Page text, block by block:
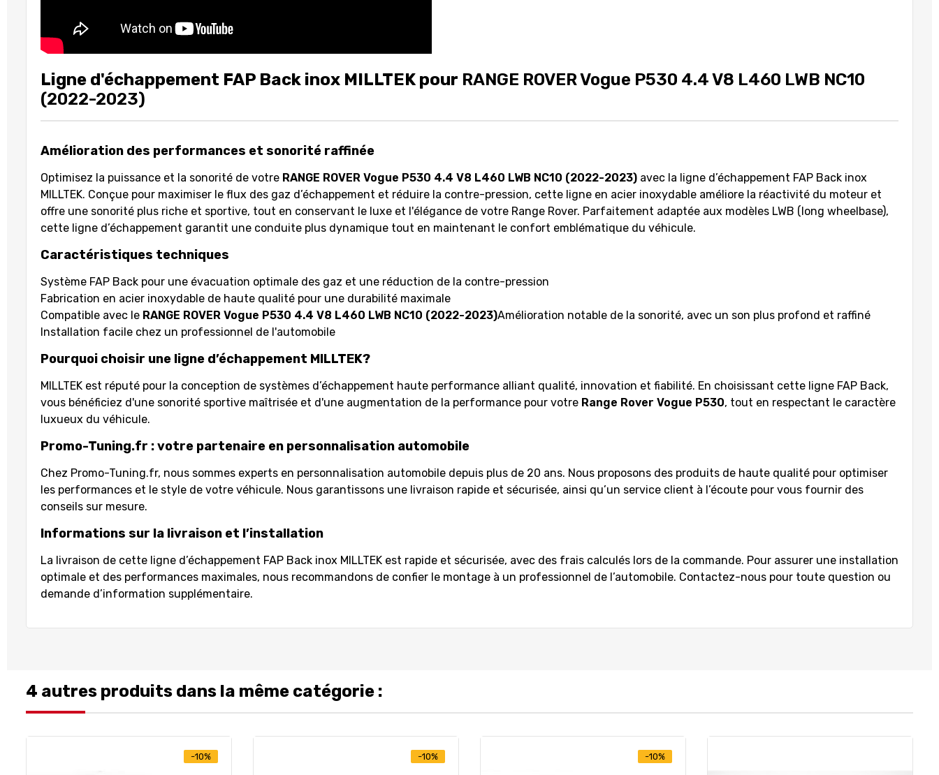
Ligne d'échappement FAP Back inox MILLTEK pour RANGE ROVER Vogue P530 4.4 V8 L460 LWB NC10
(2022-2023)
Amélioration des performances et sonorité raffinée
Optimisez la puissance et la sonorité de votre RANGE ROVER Vogue P530 4.4 V8 L460 LWB NC10 (2022-2023) avec la ligne d’échappement FAP Back inox
MILLTEK. Conçue pour maximiser le flux des gaz d’échappement et réduire la contre-pression, cette ligne en acier inoxydable améliore la réactivité du moteur et
offre une sonorité plus riche et sportive, tout en conservant le luxe et l'élégance de votre Range Rover. Parfaitement adaptée aux modèles LWB (long wheelbase),
cette ligne d’échappement garantit une conduite plus dynamique tout en maintenant le confort emblématique du véhicule.
Caractéristiques techniques
Système FAP Back pour une évacuation optimale des gaz et une réduction de la contre-pression
Fabrication en acier inoxydable de haute qualité pour une durabilité maximale
Compatible avec le RANGE ROVER Vogue P530 4.4 V8 L460 LWB NC10 (2022-2023)Amélioration notable de la sonorité, avec un son plus profond et raffiné
Installation facile chez un professionnel de l'automobile
Pourquoi choisir une ligne d’échappement MILLTEK?
MILLTEK est réputé pour la conception de systèmes d’échappement haute performance alliant qualité, innovation et fiabilité. En choisissant cette ligne FAP Back,
vous bénéficiez d'une sonorité sportive maîtrisée et d'une augmentation de la performance pour votre Range Rover Vogue P530, tout en respectant le caractère
luxueux du véhicule.
Promo-Tuning.fr : votre partenaire en personnalisation automobile
Chez Promo-Tuning.fr, nous sommes experts en personnalisation automobile depuis plus de 20 ans. Nous proposons des produits de haute qualité pour optimiser
les performances et le style de votre véhicule. Nous garantissons une livraison rapide et sécurisée, ainsi qu’un service client à l’écoute pour vous fournir des
conseils sur mesure.
Informations sur la livraison et l’installation
La livraison de cette ligne d’échappement FAP Back inox MILLTEK est rapide et sécurisée, avec des frais calculés lors de la commande. Pour assurer une installation
optimale et des performances maximales, nous recommandons de confier le montage à un professionnel de l’automobile. Contactez-nous pour toute question ou
demande d’information supplémentaire.
4 autres produits dans la même catégorie :
-10% -10% -10%